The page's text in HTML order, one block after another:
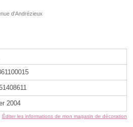
d'Andrézieux
2004
Éditer les informations de mon magasin de décoration